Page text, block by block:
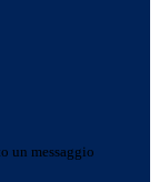
un messaggio